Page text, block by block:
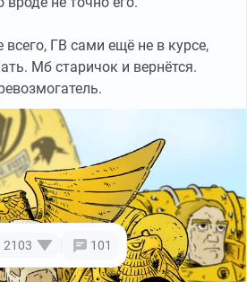
всего, ГВ сами ещё не в курсе,
Мб старичок и вернётся.
2103 101